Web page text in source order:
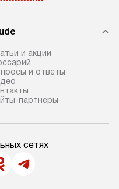
и акции
и ответы
партнеры
сетях